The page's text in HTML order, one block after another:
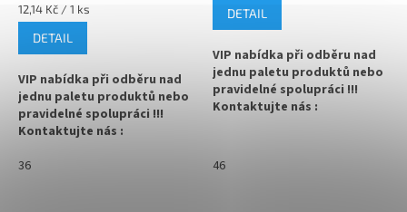
Měrná
cena:
12,14 Kč / 1 ks
DETAIL
VIP nabídka při odběru nad
jednu paletu produktů nebo
pravidelné spolupráci !!!
Kontaktujte nás :
36
DETAIL
VIP nabídka při odběru nad
jednu paletu produktů nebo
pravidelné spolupráci !!!
Kontaktujte nás :
✅
46